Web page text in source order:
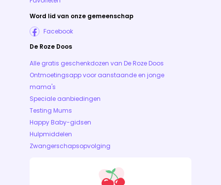
Word lid van onze gemeenschap
Facebook
De Roze Doos
Alle gratis geschenkdozen van De Roze Doos
Ontmoetingsapp voor aanstaande en jonge
mama's
Speciale aanbiedingen
Testing Mums
Happy Baby-gidsen
Hulpmiddelen
Zwangerschapsopvolging